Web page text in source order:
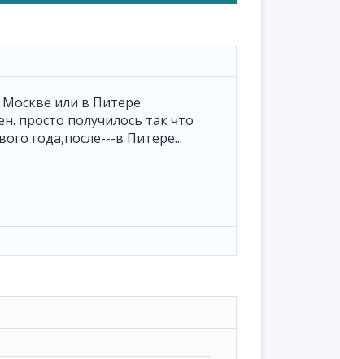
или в Питере
просто получилось так что
года,после---в Питере...